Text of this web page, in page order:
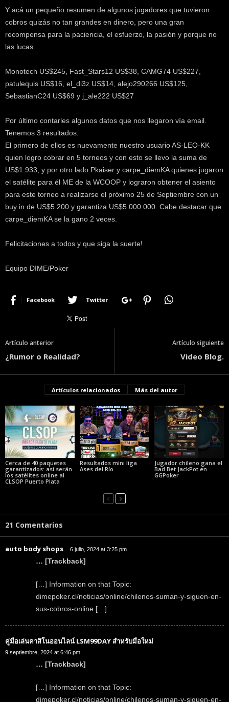
Y acá un pequeño resumen de algunos jugadores que tuvieron
cobros quizás no tan grandes en dinero, pero una gran
recompensa para la paciencia, el esfuerzo, la pasión y porque no
las lucas…
Monotech US$245, Fast_Stars12 US$38, CAMG74 US$227,
patulequis US$16, el_di3z US$14, alejo290266 US$125,
SebastianC24 US$69 y j_ale222 US$27
Por último contarles algunos datos que nos llegaron vía email.
Tenemos 3 resultados:
El primero de ellos es nuevamente nuestro usuario AS-LEO-KK
quien logro cobrar en 5 torneos y con esto se llevo la suma de
US$1.933, y por otro lado Pkaiser y carpe_diemKA quienes jugaron
el satélite para él ME de la WCOOP y lograron obtener el asiento
para este torneo a realizarse el próximo 25 de Septiembre con un
buy in de US$5.200 y garantiza US$5.000.000. Cabe destacar que
carpe_diemKA se la gano 2 veces.
Felicitaciones a todos y que siga la suerte!
Equipo DIME/Poker
Facebook Twitter
Artículo anterior
¿Rumor o Realidad?
Artículo siguiente
Video Blog.
Artículos relacionados Más del autor
Cerca de 40 paquetes
garantizados: así serán
los satélites online al
CLSOP Puerto Plata
Resultados mini liga
Ases del Río
Jugador chileno gana el
Bad Bet JackPot en
GGPoker
21 Comentarios
auto body shops 6 julio, 2024 at 3:25 pm
… [Trackback]
[…] Information on that Topic:
dimepoker.cl/noticias/online/chilenos-suman-y-siguen-en-
sus-cobros-online […]
คู่มือเล่นคาสิโนออนไลน์ LSM99DAY สำหรับมือใหม่
9 septiembre, 2024 at 6:46 pm
… [Trackback]
[…] Information on that Topic:
dimepoker.cl/noticias/online/chilenos-suman-y-siguen-en-